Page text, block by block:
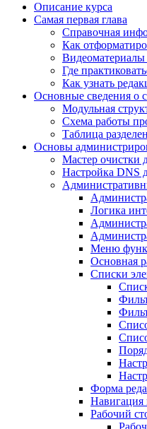
Описание курса
Самая первая глава
Справочная
Как
Видеоматериалы
Где
Как узнать
Основные сведения о
Модульная
Схема работы
Таблица
Основы
Мастер очистки
Настройка DNS
Логика
Меню
Основная
Списки
Форма
Навигация
Рабочий